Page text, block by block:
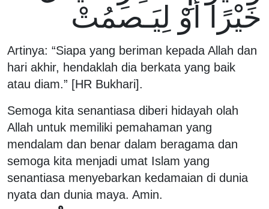
خَيْرًا أَوْ لِيَـصمُتْ
Artinya: “Siapa yang beriman kepada Allah dan
hari akhir, hendaklah dia berkata yang baik
atau diam.” [HR Bukhari].
Semoga kita senantiasa diberi hidayah olah
Allah untuk memiliki pemahaman yang
mendalam dan benar dalam beragama dan
semoga kita menjadi umat Islam yang
senantiasa menyebarkan kedamaian di dunia
nyata dan dunia maya. Amin.